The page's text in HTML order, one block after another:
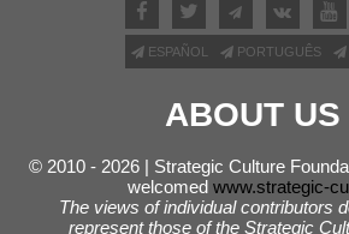
ESPAÑOL PORTUGUÊS
ABOUT US
© 2010 - 2026 | Strategic Culture
welcomed www.strategic-
The views of individual contributors
represent those of the Strategic